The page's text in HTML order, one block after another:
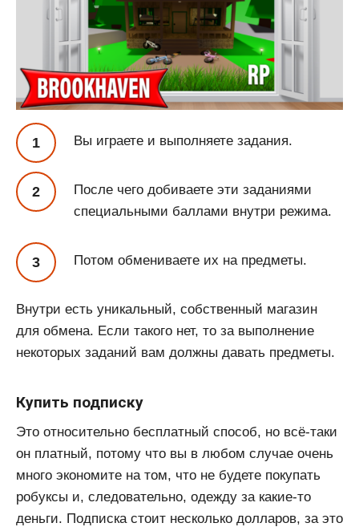
Вы играете и выполняете задания.
После чего добиваете эти заданиями
специальными баллами внутри режима.
Потом обмениваете их на предметы.
Внутри есть уникальный, собственный магазин
для обмена. Если такого нет, то за выполнение
некоторых заданий вам должны давать предметы.
Купить подписку
Это относительно бесплатный способ, но всё-таки
он платный, потому что вы в любом случае очень
много экономите на том, что не будете покупать
робуксы и, следовательно, одежду за какие-то
деньги. Подписка стоит несколько долларов, за это